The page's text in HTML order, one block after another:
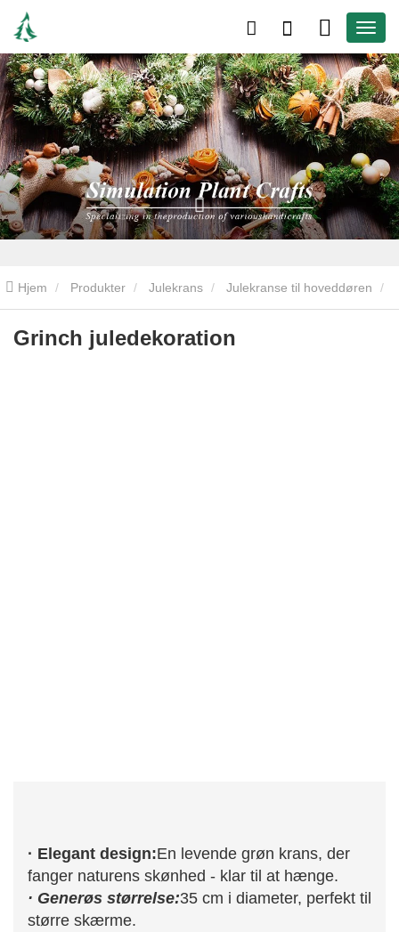
Hjem Produkter Julekrans Julekranse til hoveddøren
Grinch juledekoration
Grinch juledekoration
· Elegant design:En levende grøn krans, der
fanger naturens skønhed - klar til at hænge.
· Generøs størrelse:35 cm i diameter, perfekt til
større skærme.